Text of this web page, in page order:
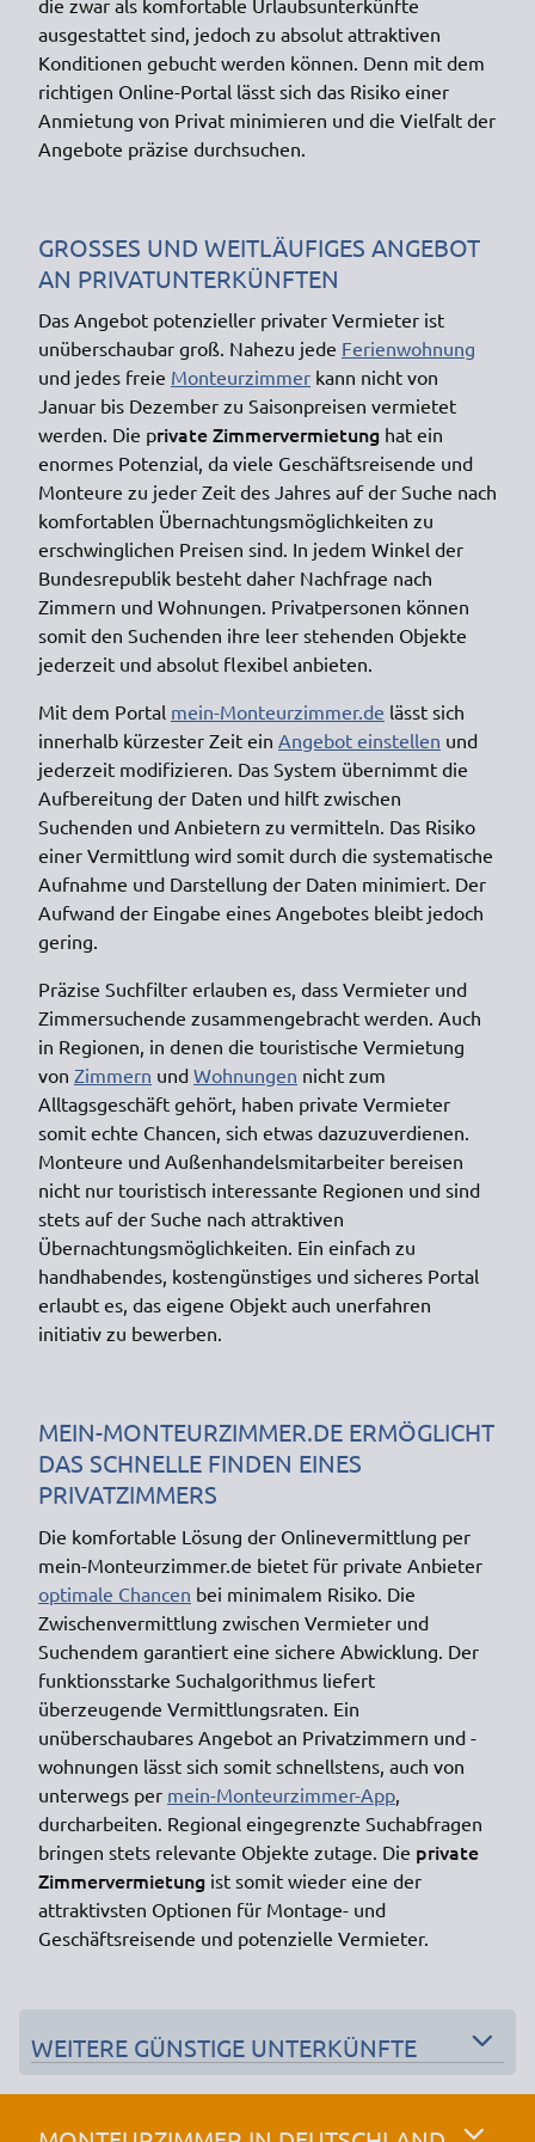
ausgestattet sind, jedoch zu absolut attraktiven
Konditionen gebucht werden können. Denn mit dem
richtigen Online-Portal lässt sich das Risiko einer
Anmietung von Privat minimieren und die Vielfalt der
Angebote präzise durchsuchen.
GROSSES UND WEITLÄUFIGES ANGEBOT A
N PRIVATUNTERKÜNFTEN
Das Angebot potenzieller privater Vermieter ist
unüberschaubar groß. Nahezu jede Ferienwohnung
und jedes freie Monteurzimmer kann nicht von
Januar bis Dezember zu Saisonpreisen vermietet
werden. Die private Zimmervermietung hat ein
enormes Potenzial, da viele Geschäftsreisende und
Monteure zu jeder Zeit des Jahres auf der Suche nach
komfortablen Übernachtungsmöglichkeiten zu
erschwinglichen Preisen sind. In jedem Winkel der
Bundesrepublik besteht daher Nachfrage nach
Zimmern und Wohnungen. Privatpersonen können
somit den Suchenden ihre leer stehenden Objekte
jederzeit und absolut flexibel anbieten.
Mit dem Portal mein-Monteurzimmer.de lässt sich
innerhalb kürzester Zeit ein Angebot einstellen und
jederzeit modifizieren. Das System übernimmt die
Aufbereitung der Daten und hilft zwischen
Suchenden und Anbietern zu vermitteln. Das Risiko
einer Vermittlung wird somit durch die systematische
Aufnahme und Darstellung der Daten minimiert. Der
Aufwand der Eingabe eines Angebotes bleibt jedoch
gering.
Präzise Suchfilter erlauben es, dass Vermieter und
Zimmersuchende zusammengebracht werden. Auch
in Regionen, in denen die touristische Vermietung
von Zimmern und Wohnungen nicht zum
Alltagsgeschäft gehört, haben private Vermieter
somit echte Chancen, sich etwas dazuzuverdienen.
Monteure und Außenhandelsmitarbeiter bereisen
nicht nur touristisch interessante Regionen und sind
stets auf der Suche nach attraktiven
Übernachtungsmöglichkeiten. Ein einfach zu
handhabendes, kostengünstiges und sicheres Portal
erlaubt es, das eigene Objekt auch unerfahren
initiativ zu bewerben.
MEIN-MONTEURZIMMER.DE ERMÖGLICHT
DAS SCHNELLE FINDEN EINES
PRIVATZIMMERS
Die komfortable Lösung der Onlinevermittlung per
mein-Monteurzimmer.de bietet für private Anbieter
optimale Chancen bei minimalem Risiko. Die
Zwischenvermittlung zwischen Vermieter und
Suchendem garantiert eine sichere Abwicklung. Der
funktionsstarke Suchalgorithmus liefert
überzeugende Vermittlungsraten. Ein
unüberschaubares Angebot an Privatzimmern und -
wohnungen lässt sich somit schnellstens, auch von
unterwegs per mein-Monteurzimmer-App,
durcharbeiten. Regional eingegrenzte Suchabfragen
bringen stets relevante Objekte zutage. Die private
Zimmervermietung ist somit wieder eine der
attraktivsten Optionen für Montage- und
Geschäftsreisende und potenzielle Vermieter.
WEITERE GÜNSTIGE UNTERKÜNFTE